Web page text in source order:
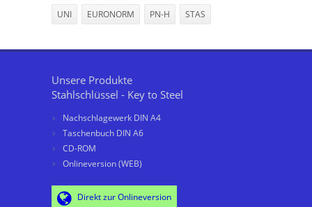
UNI EURONORM PN-H STAS
Unsere Produkte
Stahlschlüssel - Key to Steel
Nachschlagewerk DIN A4
Taschenbuch DIN A6
CD-ROM
Onlineversion (WEB)
Direkt zur Onlineversion